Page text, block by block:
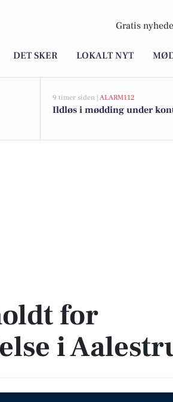
Gratis
DET SKER LOKALT NYT
9 timer siden | ALARM112
Ildløs i mødding under
for
i